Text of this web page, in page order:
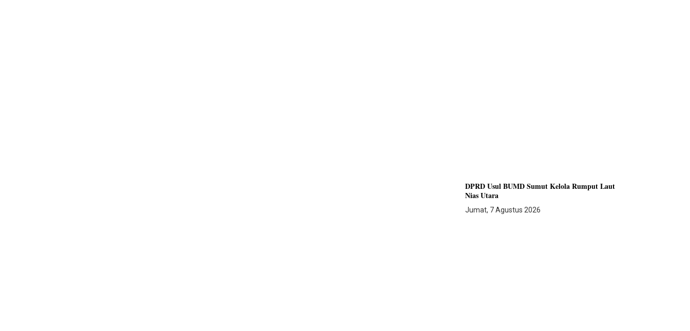
DPRD Usul BUMD Sumut Kelola Rumput Laut
Nias Utara
Jumat, 7 Agustus 2026